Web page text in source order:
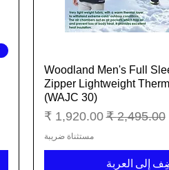
Woodland Men's Full
Zipper Lightweight
(WAJC 30)
سعر عادي‏2,495.00 ₹ سعر البيع‏1,920.00 ₹
مستثناة ضريبة
إلى العربة